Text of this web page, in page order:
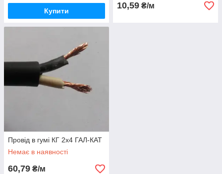
Купити
10,59 ₴/м
Провід в гумі КГ 2х4 ГАЛ-КАТ
Немає в наявності
60,79 ₴/м